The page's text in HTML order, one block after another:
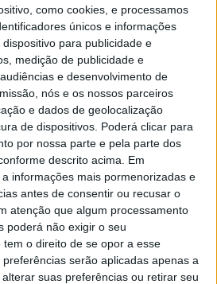
como cookies, e processamos
únicos e informações
para publicidade e
medição de publicidade e
e desenvolvimento de
nós e os nossos parceiros
e dados de geolocalização
de dispositivos. Poderá clicar para
por nossa parte e pela parte dos
descrito acima. Em
informações mais pormenorizadas e
antes de consentir ou recusar o
atenção que algum processamento
poderá não exigir o seu
o direito de se opor a esse
serão aplicadas apenas a
suas preferências ou retirar seu
Ouvir artigo
a história do MotoGP ao
absoluto de velocidade da
atingiu impressionantes
tornando-se o piloto mais
sessão oficial da classe rainha.
as marcas anteriores da era
evolução contínua das motos, da
na categoria. A velocidade
longas retas do campeonato,
para sempre gravado nos livros